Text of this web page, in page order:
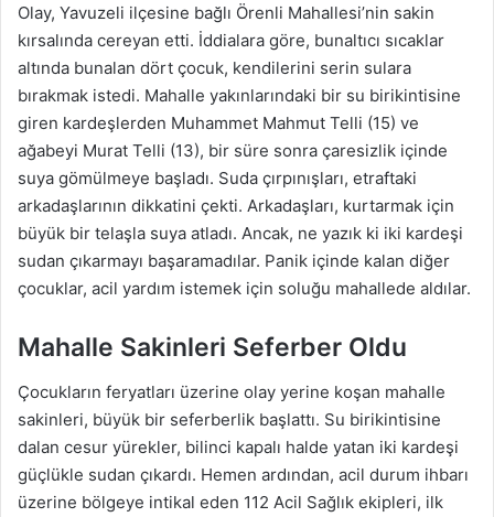
Olay, Yavuzeli ilçesine bağlı Örenli Mahallesi’nin sakin
kırsalında cereyan etti. İddialara göre, bunaltıcı sıcaklar
altında bunalan dört çocuk, kendilerini serin sulara
bırakmak istedi. Mahalle yakınlarındaki bir su birikintisine
giren kardeşlerden Muhammet Mahmut Telli (15) ve
ağabeyi Murat Telli (13), bir süre sonra çaresizlik içinde
suya gömülmeye başladı. Suda çırpınışları, etraftaki
arkadaşlarının dikkatini çekti. Arkadaşları, kurtarmak için
büyük bir telaşla suya atladı. Ancak, ne yazık ki iki kardeşi
sudan çıkarmayı başaramadılar. Panik içinde kalan diğer
çocuklar, acil yardım istemek için soluğu mahallede aldılar.
Mahalle Sakinleri Seferber Oldu
Çocukların feryatları üzerine olay yerine koşan mahalle
sakinleri, büyük bir seferberlik başlattı. Su birikintisine
dalan cesur yürekler, bilinci kapalı halde yatan iki kardeşi
güçlükle sudan çıkardı. Hemen ardından, acil durum ihbarı
üzerine bölgeye intikal eden 112 Acil Sağlık ekipleri, ilk